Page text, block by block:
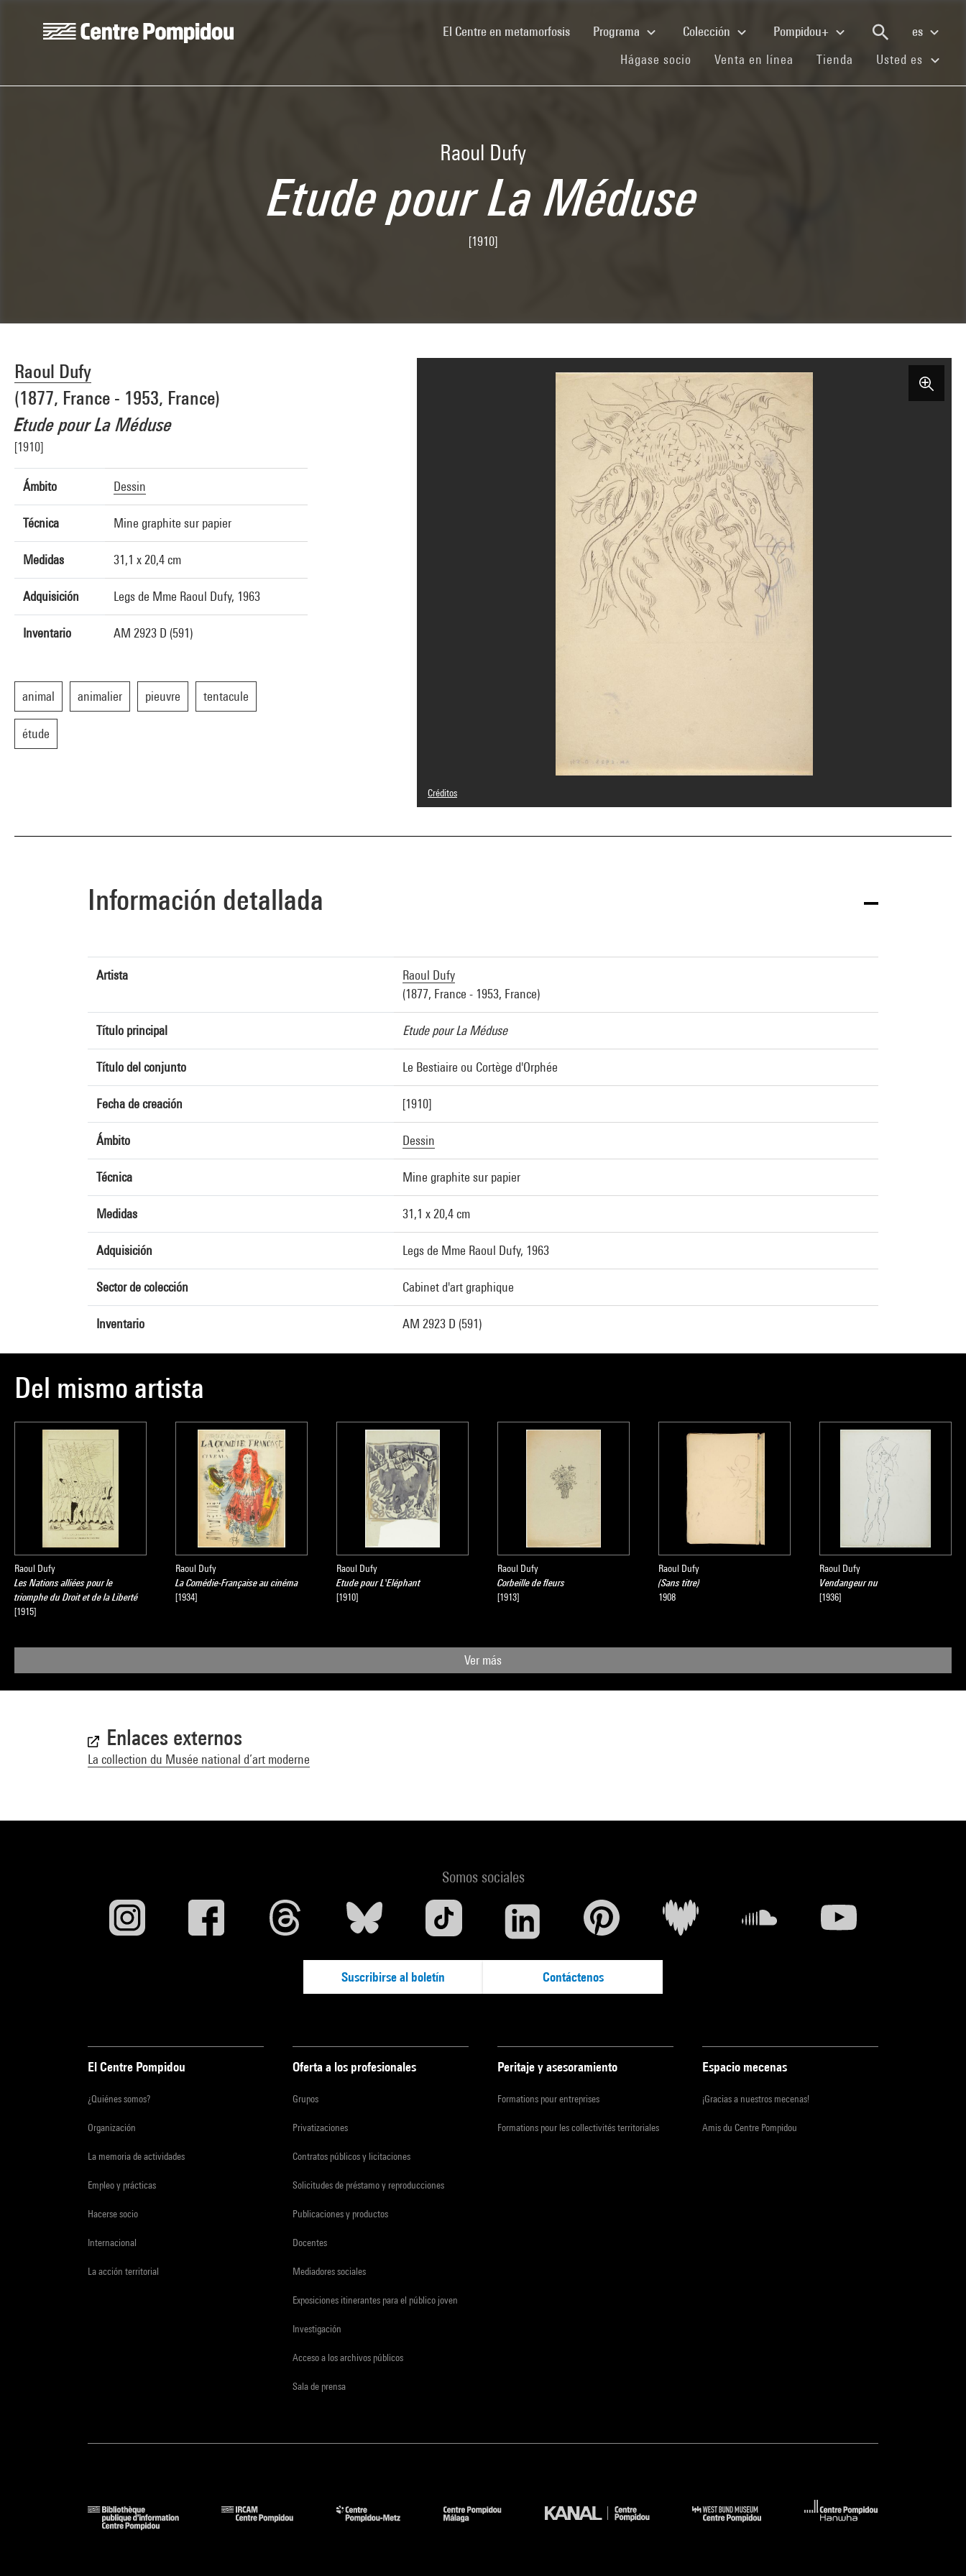
El Centre en metamorfosis(current)Programa Colección Pompidou+
es
Hágase socio (current)
Venta en línea (current)
Tienda (current)
Usted es
Raoul Dufy
Etude pour La Méduse
[1910]
Raoul Dufy
(1877, France - 1953, France)
Etude pour La Méduse
[1910]
Ámbito Dessin
Técnica Mine graphite sur papier
Medidas 31,1 x 20,4 cm
Adquisición Legs de Mme Raoul Dufy, 1963
Inventario AM 2923 D (591)
animal animalier pieuvre tentacule
étude
Créditos
Domaine public
Referencia de la imagen : 4F50584 [2002 CX 0649]
Información detallada
Artista
Raoul Dufy
(1877, France - 1953, France)
Título principal Etude pour La Méduse
Título del conjunto Le Bestiaire ou Cortège d'Orphée
Fecha de creación [1910]
Ámbito Dessin
Técnica Mine graphite sur papier
Medidas 31,1 x 20,4 cm
Adquisición Legs de Mme Raoul Dufy, 1963
Sector de colección Cabinet d'art graphique
Inventario AM 2923 D (591)
Del mismo artista
Raoul Dufy
Les Nations alliées pour le
triomphe du Droit et de la Liberté
[1915]
Raoul Dufy
La Comédie-Française au cinéma
[1934]
Raoul Dufy
Etude pour L'Eléphant
[1910]
Raoul Dufy
Corbeille de fleurs
[1913]
Raoul Dufy
(Sans titre)
1908
Raoul Dufy
Vendangeur nu
[1936]
Ver más
Enlaces externos
La collection du Musée national d’art moderne
Somos sociales
Suscribirse al boletín Contáctenos
El Centre Pompidou
¿Quiénes somos?
Organización
La memoria de actividades
Empleo y prácticas
Hacerse socio
Internacional
La acción territorial
Oferta a los profesionales
Grupos
Privatizaciones
Contratos públicos y licitaciones
Solicitudes de préstamo y reproducciones
Publicaciones y productos
Docentes
Mediadores sociales
Exposiciones itinerantes para el público joven
Investigación
Acceso a los archivos públicos
Sala de prensa
Peritaje y asesoramiento
Formations pour entreprises
Formations pour les collectivités territoriales
Espacio mecenas
¡Gracias a nuestros mecenas!
Amis du Centre Pompidou